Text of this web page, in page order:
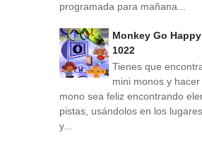
programada para mañana...
Monkey Go
1022
Tienes que
mini monos y
mono sea feliz encontrando
pistas, usándolos en los
y...